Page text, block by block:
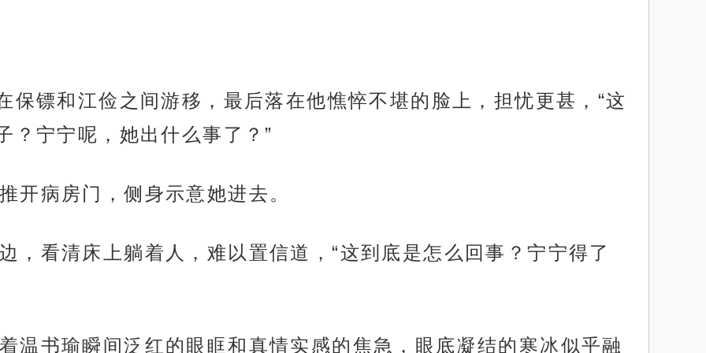
镖和江俭之间游移，最后落在他憔悴不堪的脸上，担忧更甚，“这
？宁宁呢，她出什么事了？”
开病房门，侧身示意她进去。
，看清床上躺着人，难以置信道，“这到底是怎么回事？宁宁得了
温书瑜瞬间泛红的眼眶和真情实感的焦急，眼底凝结的寒冰似乎融